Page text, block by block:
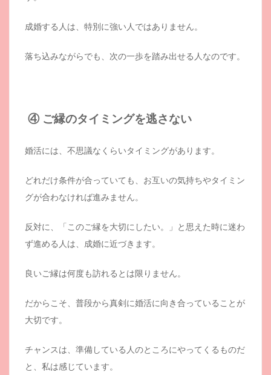
成婚する人は、特別に強い人ではありません。
落ち込みながらでも、次の一歩を踏み出せる人なのです。
④ ご縁のタイミングを逃さない
婚活には、不思議なくらいタイミングがあります。
どれだけ条件が合っていても、お互いの気持ちやタイミン
グが合わなければ進みません。
反対に、「このご縁を大切にしたい。」と思えた時に迷わ
ず進める人は、成婚に近づきます。
良いご縁は何度も訪れるとは限りません。
だからこそ、普段から真剣に婚活に向き合っていることが
大切です。
チャンスは、準備している人のところにやってくるものだ
と、私は感じています。